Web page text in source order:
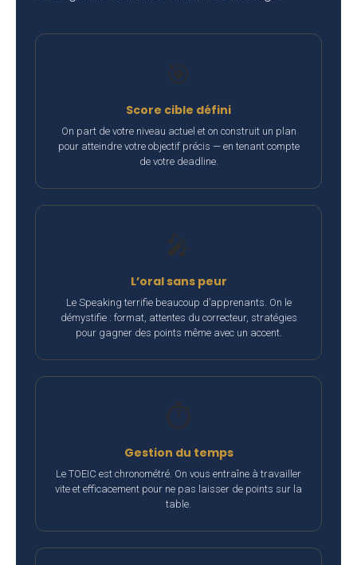
🎯
Score cible défini
On part de votre niveau actuel et on construit un plan
pour atteindre votre objectif précis — en tenant compte
de votre deadline.
🎤
L’oral sans peur
Le Speaking terrifie beaucoup d’apprenants. On le
démystifie : format, attentes du correcteur, stratégies
pour gagner des points même avec un accent.
⏱️
Gestion du temps
Le TOEIC est chronométré. On vous entraîne à travailler
vite et efficacement pour ne pas laisser de points sur la
table.